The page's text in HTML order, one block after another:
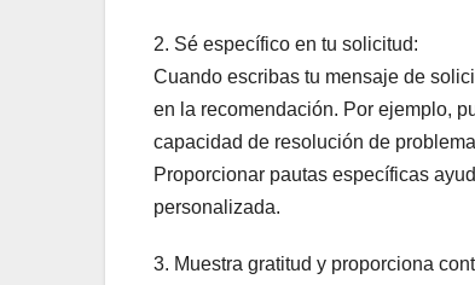
2. Sé específico en tu solicitud:
Cuando escribas tu mensaje de
en la recomendación. Por ejemplo,
capacidad de resolución de
Proporcionar pautas específicas
personalizada.
3. Muestra gratitud y proporciona